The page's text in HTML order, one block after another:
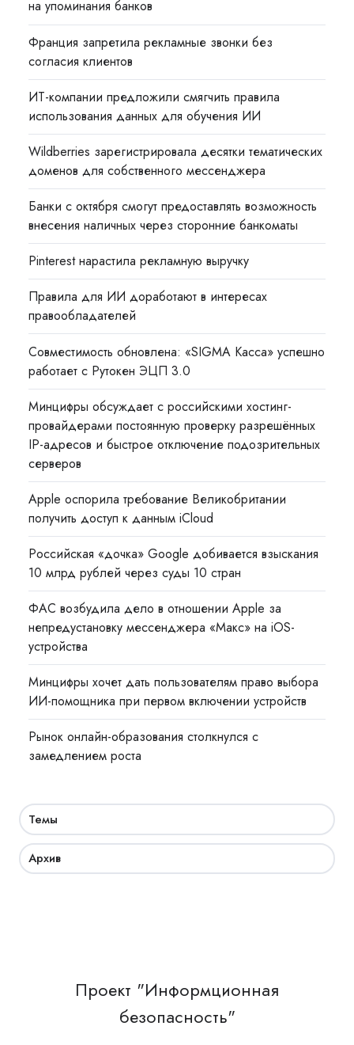
на упоминания банков
Франция запретила рекламные звонки без
согласия клиентов
ИТ-компании предложили смягчить правила
использования данных для обучения ИИ
Wildberries зарегистрировала десятки тематических
доменов для собственного мессенджера
Банки с октября смогут предоставлять возможность
внесения наличных через сторонние банкоматы
Pinterest нарастила рекламную выручку
Правила для ИИ доработают в интересах
правообладателей
Совместимость обновлена: «SIGMA Касса» успешно
работает с Рутокен ЭЦП 3.0
Минцифры обсуждает с российскими хостинг-
провайдерами постоянную проверку разрешённых
IP-адресов и быстрое отключение подозрительных
серверов
Apple оспорила требование Великобритании
получить доступ к данным iCloud
Российская «дочка» Google добивается взыскания
10 млрд рублей через суды 10 стран
ФАС возбудила дело в отношении Apple за
непредустановку мессенджера «Макс» на iOS-
устройства
Минцифры хочет дать пользователям право выбора
ИИ-помощника при первом включении устройств
Рынок онлайн-образования столкнулся с
замедлением роста
Темы
Архив
Проект "Информционная
безопасность"